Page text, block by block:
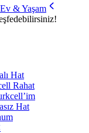
& Yaşam
Hat
Rahat
Hat